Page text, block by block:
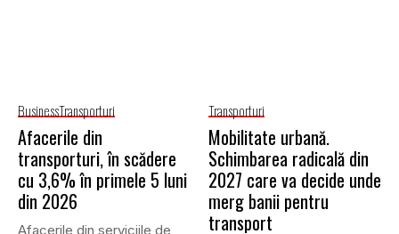
BusinessTransporturi
Afacerile din
transporturi, în scădere
cu 3,6% în primele 5 luni
din 2026
Afacerile din serviciile de
Transporturi
Mobilitate urbană.
Schimbarea radicală din
2027 care va decide unde
merg banii pentru
transport